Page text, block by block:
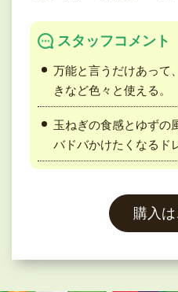
スタッフコメント
万能と言うだけあって
きなど色々と使える。
玉ねぎの食感とゆずの
バドバかけたくなるド
購入